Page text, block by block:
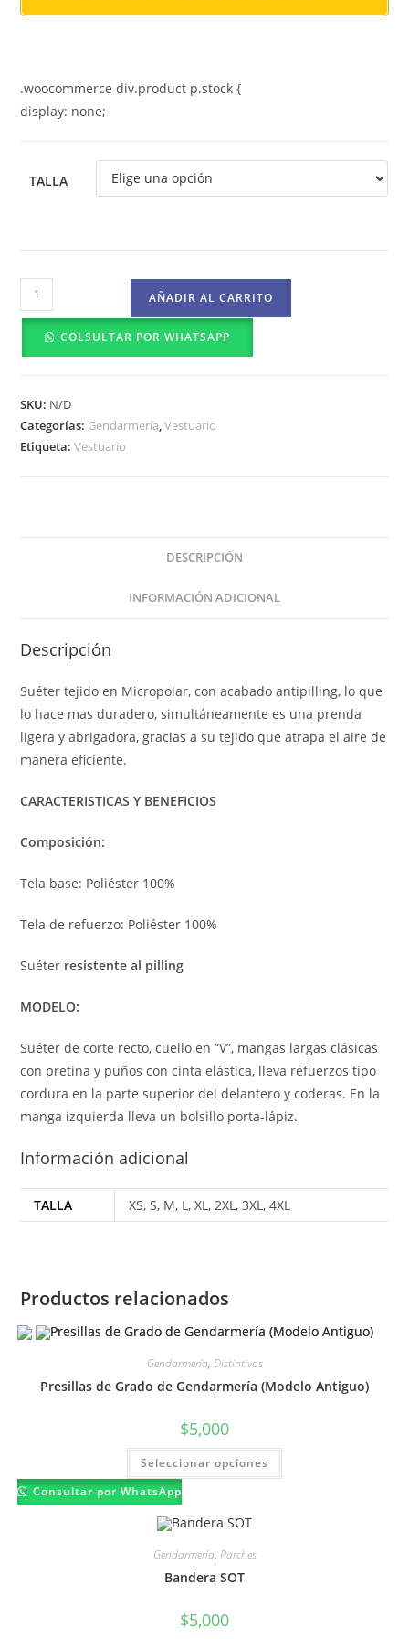
.woocommerce div.product p.stock {
display: none;
TALLA
Polar
Verde
Cuello
en
-
Gendarmería
cantidad
AÑADIR AL CARRITO
COLSULTAR POR WHATSAPP
SKU: N/D
Categorías: Gendarmería,Vestuario
Etiqueta:Vestuario
DESCRIPCIÓN
INFORMACIÓN ADICIONAL
Descripción
Suéter tejido en Micropolar, con acabado antipilling, lo que
lo hace mas duradero, simultáneamente es una prenda
ligera y abrigadora, gracias a su tejido que atrapa el aire de
manera eficiente.
CARACTERISTICAS Y BENEFICIOS
Composición:
Tela base: Poliéster 100%
Tela de refuerzo: Poliéster 100%
Suéter resistente al pilling
MODELO:
Suéter de corte recto, cuello en “V”, mangas largas clásicas
con pretina y puños con cinta elástica, lleva refuerzos tipo
cordura en la parte superior del delantero y coderas. En la
manga izquierda lleva un bolsillo porta-lápiz.
Información adicional
TALLA XS, S, M, L, XL, 2XL, 3XL, 4XL
Productos relacionados
Gendarmería, Distintivos
Presillas de Grado de Gendarmería (Modelo Antiguo)
$5,000
Seleccionar opciones
Este
tiene
Consultar por WhatsApp
Gendarmería, Parches
Bandera SOT
$5,000